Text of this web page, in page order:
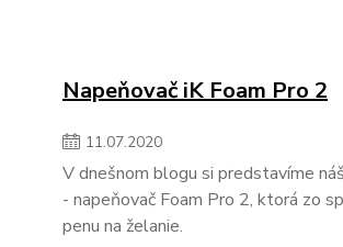
Napeňovač iK Foam Pro 2
11.07.2020
V dnešnom blogu si predstavíme
- napeňovač Foam Pro 2, ktorá zo
penu na želanie.